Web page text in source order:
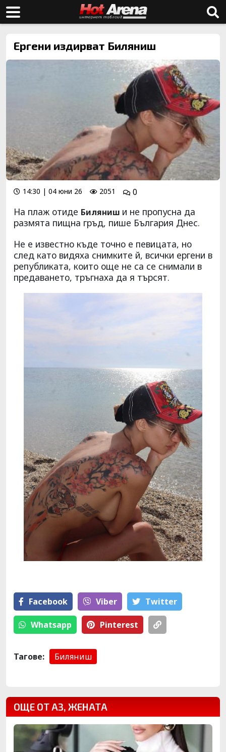
Ергени издирват Биляниш
14:30 | 04 юни 26 2051 0
На плаж отиде Биляниш и не пропусна да
размята пищна гръд, пише България Днес.
Не е известно къде точно е певицата, но
след като видяха снимките й, всички ергени в
републиката, които още не са се снимали в
предаването, тръгнаха да я търсят.
Facebook Viber Тwitter
Whatsapp Pinterest
Тагове: Биляниш
ОЩЕ ОТ АЗ, ЖЕНАТА